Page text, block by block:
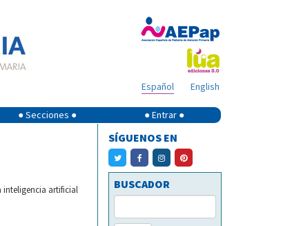
English
Español
● Secciones ● ● Entrar ●
inteligencia artificial
SÍGUENOS EN
BUSCADOR